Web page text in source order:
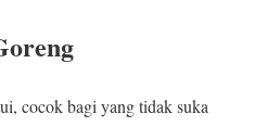
cocok bagi yang tidak suka